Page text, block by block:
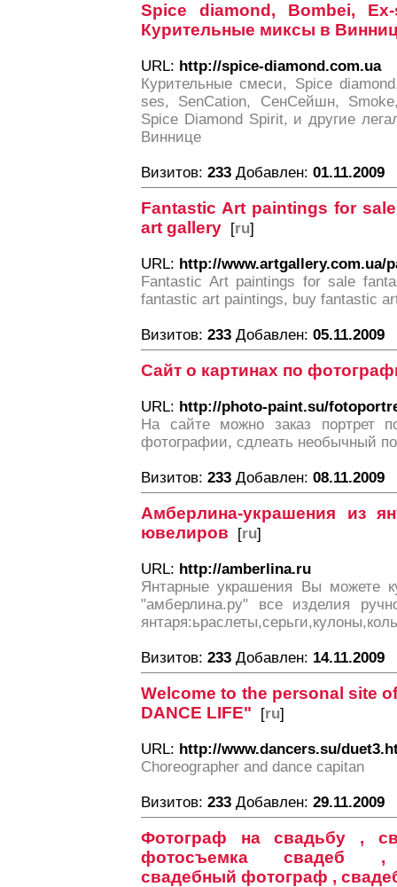
Spice diamond, Bombei,
Курительные миксы в
URL: http://spice-diamond.com.ua
Курительные смеси, Spice
ses, SenCation, СенСейшн,
Spice Diamond Spirit, и другие
Виннице
Визитов: 233 Добавлен: 01.11.2009
Fantastic Art paintings for
art gallery [ru]
URL: http://www.artgallery.com.ua/
Fantastic Art paintings for sale
fantastic art paintings, buy fantastic
Визитов: 233 Добавлен: 05.11.2009
Сайт о картинах по
URL: http://photo-paint.su/
На сайте можно заказ портрет
фотографии, сдлеать необычный
Визитов: 233 Добавлен: 08.11.2009
Амберлина-украшения из
ювелиров [ru]
URL: http://amberlina.ru
Янтарные украшения Вы можете
"амберлина.ру" все изделия
Визитов: 233 Добавлен: 14.11.2009
Welcome to the personal site
DANCE LIFE" [ru]
URL: http://www.dancers.su/
Choreographer and dance capitan
Визитов: 233 Добавлен: 29.11.2009
Фотограф на свадьбу ,
фотосъемка свадеб ,
свадебный фотограф ,